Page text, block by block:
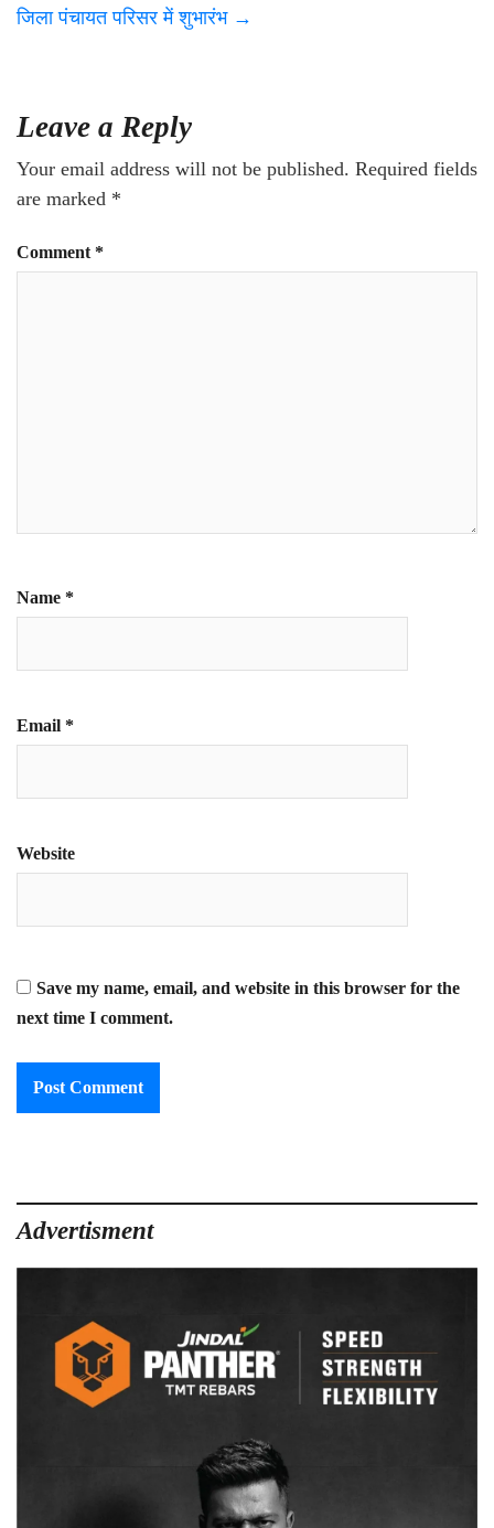
जिला पंचायत परिसर में शुभारंभ →
Leave a Reply
Your email address will not be published. Required fields
are marked *
Comment *
Name *
Email *
Website
Save my name, email, and website in this browser for the
next time I comment.
Advertisment